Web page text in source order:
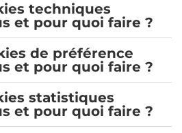
techniques
et pour quoi faire ?
de préférence
et pour quoi faire ?
statistiques
et pour quoi faire ?